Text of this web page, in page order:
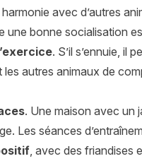
avec d’autres
une bonne socialisation
. S’il s’ennuie, il
les autres animaux de
. Une maison avec un
Les séances
, avec des friandises